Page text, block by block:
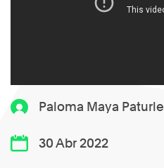
Paloma Maya Paturle
30 Abr 2022